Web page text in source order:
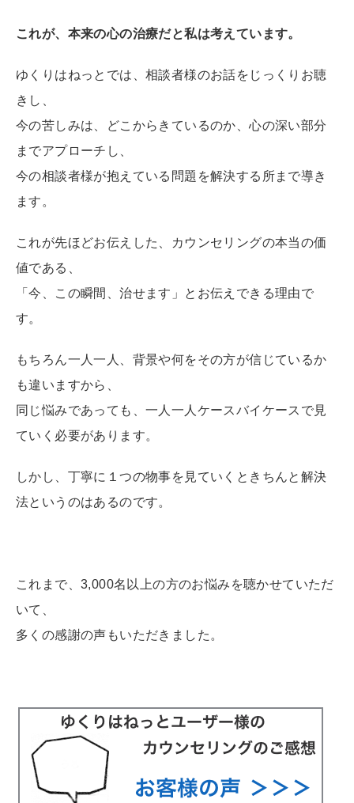
これが、本来の心の治療だと私は考えています。
ゆくりはねっとでは、相談者様のお話をじっくりお聴
きし、
今の苦しみは、どこからきているのか、心の深い部分
までアプローチし、
今の相談者様が抱えている問題を解決する所まで導き
ます。
これが先ほどお伝えした、カウンセリングの本当の価
値である、
「今、この瞬間、治せます」とお伝えできる理由で
す。
もちろん一人一人、背景や何をその方が信じているか
も違いますから、
同じ悩みであっても、一人一人ケースバイケースで見
ていく必要があります。
しかし、丁寧に１つの物事を見ていくときちんと解決
法というのはあるのです。
これまで、3,000名以上の方のお悩みを聴かせていただ
いて、
多くの感謝の声もいただきました。